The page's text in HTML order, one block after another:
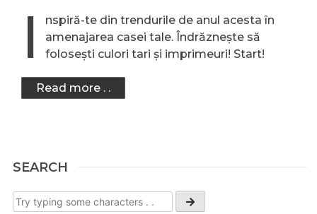
SEARCH
I
nspiră-te din trendurile de anul acesta în
amenajarea casei tale. Îndrăznește să
folosești culori tari și imprimeuri! Start!
Read more . .